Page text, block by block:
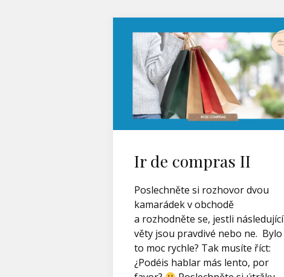
Ir de compras II
Poslechněte si rozhovor dvou
kamarádek v obchodě
a rozhodněte se, jestli následující
věty jsou pravdivé nebo ne. Bylo
to moc rychle? Tak musíte říct:
¿Podéis hablar más lento, por